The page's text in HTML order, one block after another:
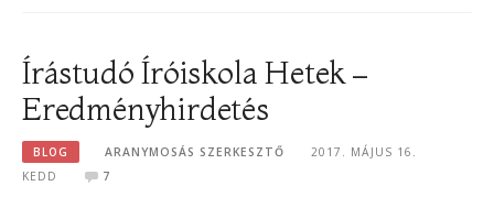
Írástudó Íróiskola Hetek –
Eredményhirdetés
BLOG ARANYMOSÁS SZERKESZTŐ
2017. MÁJUS 16.
KEDD
7